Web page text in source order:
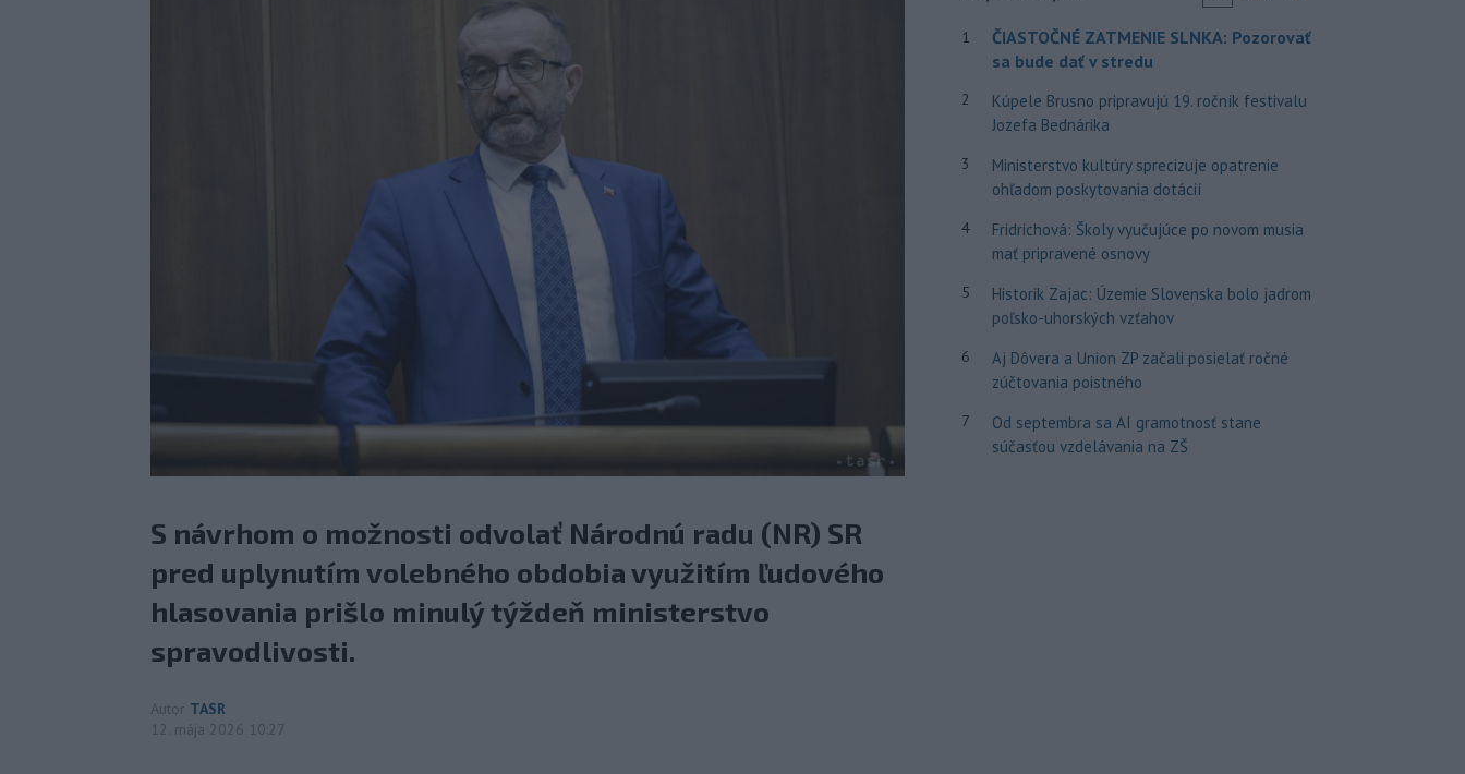
S návrhom o možnosti odvolať Národnú radu (NR) SR
pred uplynutím volebného obdobia využitím ľudového
hlasovania prišlo minulý týždeň ministerstvo
spravodlivosti.
Autor TASR
12. mája 2026 10:27
1
ČIASTOČNÉ ZATMENIE SLNKA: Pozorovať
sa bude dať v stredu
2
Kúpele Brusno pripravujú 19. ročník festivalu
Jozefa Bednárika
3
Ministerstvo kultúry sprecizuje opatrenie
ohľadom poskytovania dotácií
4
Fridrichová: Školy vyučujúce po novom musia
mať pripravené osnovy
5
Historik Zajac: Územie Slovenska bolo jadrom
poľsko-uhorských vzťahov
6
Aj Dôvera a Union ZP začali posielať ročné
zúčtovania poistného
7
Od septembra sa AI gramotnosť stane
súčasťou vzdelávania na ZŠ